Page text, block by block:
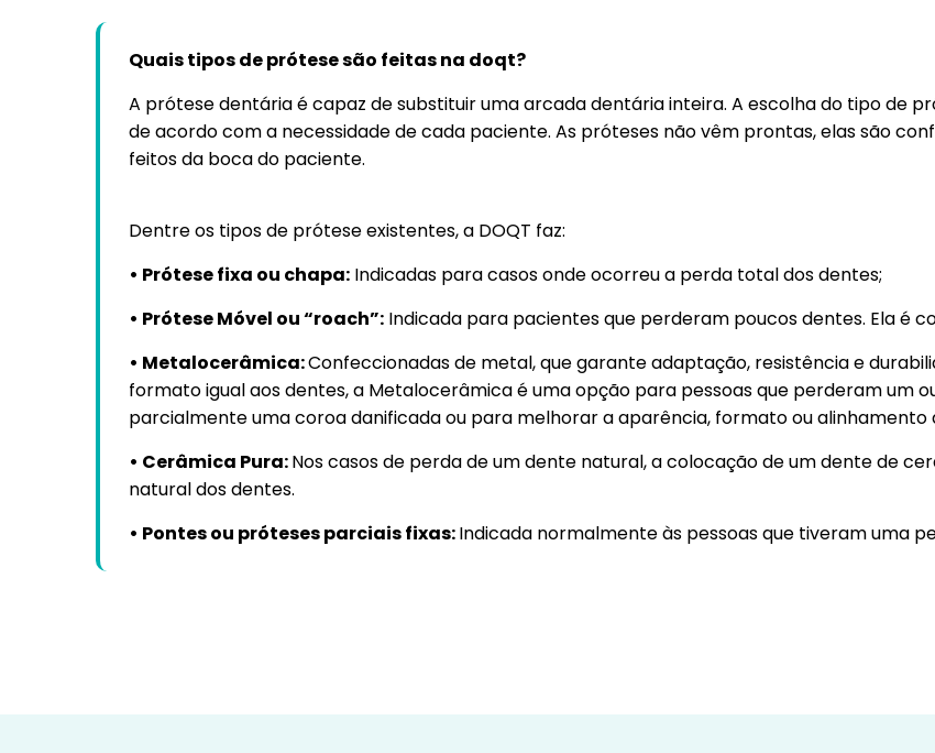
Quais tipos de prótese são feitas na doqt?
A prótese dentária é capaz de substituir uma arcada dentária inteira. A escolha do tipo de
de acordo com a necessidade de cada paciente. As próteses não vêm prontas, elas são
feitos da boca do paciente.
Dentre os tipos de prótese existentes, a DOQT faz:
• Prótese fixa ou chapa: Indicadas para casos onde ocorreu a perda total dos dentes;
• Prótese Móvel ou “roach”: Indicada para pacientes que perderam poucos dentes. Ela é
• Metalocerâmica:Confeccionadas de metal, que garante adaptação, resistência e
formato igual aos dentes, a Metalocerâmica é uma opção para pessoas que perderam um
parcialmente uma coroa danificada ou para melhorar a aparência, formato ou alinhamento
• Cerâmica Pura:Nos casos de perda de um dente natural, a colocação de um dente de
natural dos dentes.
• Pontes ou próteses parciais fixas:Indicada normalmente às pessoas que tiveram uma